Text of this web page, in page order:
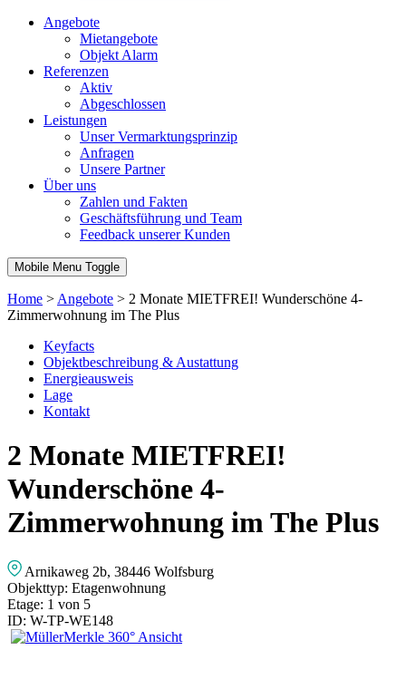
Angebote
Mietangebote
Objekt Alarm
Referenzen
Aktiv
Abgeschlossen
Leistungen
Unser Vermarktungsprinzip
Anfragen
Unsere Partner
Über uns
Zahlen und Fakten
Geschäftsführung und Team
Feedback unserer Kunden
Mobile Menu Toggle
Home > Angebote > 2 Monate MIETFREI! Wunderschöne 4-
Zimmerwohnung im The Plus
Keyfacts
Objektbeschreibung & Austattung
Energieausweis
Lage
Kontakt
2 Monate MIETFREI!
Wunderschöne 4-
Zimmerwohnung im The Plus
Arnikaweg 2b, 38446 Wolfsburg
Objekttyp: Etagenwohnung
Etage: 1 von 5
ID: W-TP-WE148